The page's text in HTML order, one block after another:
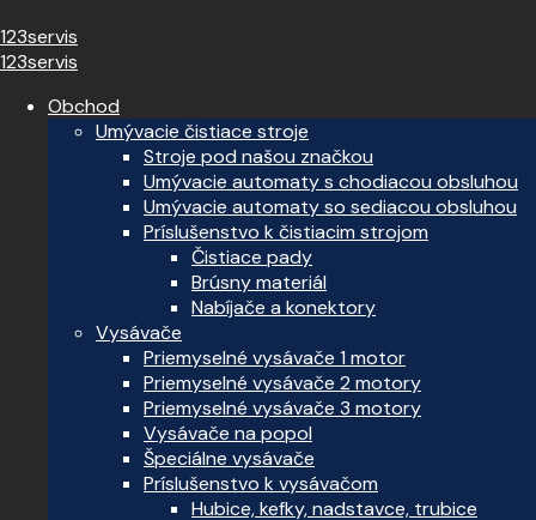
123servis
123servis
Obchod
Umývacie čistiace stroje
Stroje pod našou značkou
Umývacie automaty s chodiacou obsluhou
Umývacie automaty so sediacou obsluhou
Príslušenstvo k čistiacim strojom
Čistiace pady
Brúsny materiál
Nabíjače a konektory
Vysávače
Priemyselné vysávače 1 motor
Priemyselné vysávače 2 motory
Priemyselné vysávače 3 motory
Vysávače na popol
Špeciálne vysávače
Príslušenstvo k vysávačom
Hubice, kefky, nadstavce, trubice